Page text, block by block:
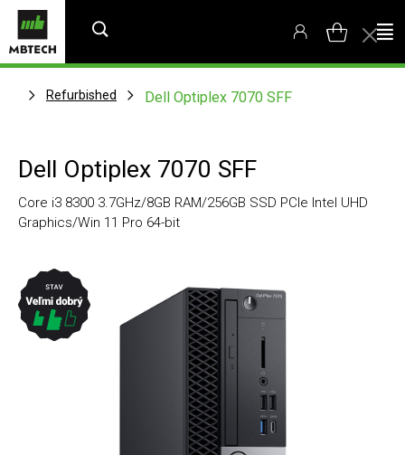
Refurbished Dell Optiplex 7070 SFF
Dell Optiplex 7070 SFF
Core i3 8300 3.7GHz/8GB RAM/256GB SSD PCIe Intel UHD
Graphics/Win 11 Pro 64-bit